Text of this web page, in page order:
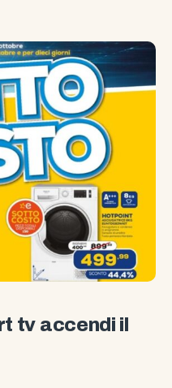
tv accendi il